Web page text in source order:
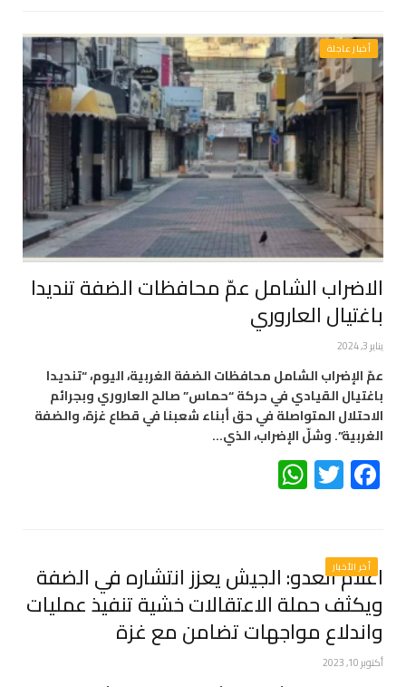
أخبار عاجلة
الاضراب الشامل عمّ محافظات الضفة تنديدا
باغتيال العاروري
يناير 3, 2024
عمّ الإضراب الشامل محافظات الضفة الغربية، اليوم، “تنديدا
باغتيال القيادي في حركة “حماس” صالح العاروري وبجرائم
الاحتلال المتواصلة في حق أبناء شعبنا في قطاع غزة، والضفة
الغربية”. وشلّ الإضراب، الذي…
Facebook
Twitter
أخر الأخبار
اعلام العدو: الجيش يعزز انتشاره في الضفة
ويكثف حملة ‫الاعتقالات خشية تنفيذ عمليات
واندلاع مواجهات تضامن مع غزة
أكتوبر 10, 2023